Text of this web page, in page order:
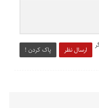
ارسال نظر پاک کردن !